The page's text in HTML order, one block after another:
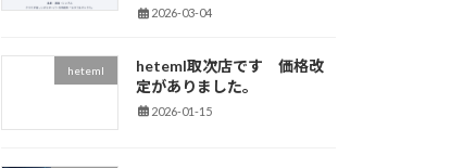
2026-03-04
heteml
heteml取次店です 価格改
定がありました。
2026-01-15